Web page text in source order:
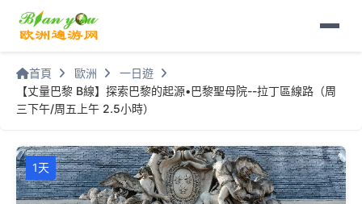
首頁 歐洲
一日遊
【丈量巴黎 B線】探索巴黎的起源•巴黎聖母院--拉丁區線路（周
三下午/周五上午 2.5小時）
1天